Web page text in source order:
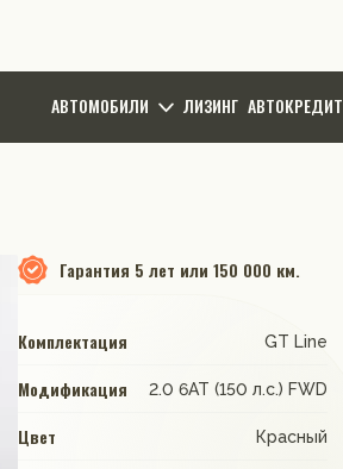
АВТОМОБИЛИ ЛИЗИНГ АВТОКРЕДИТ
Гарантия 5 лет или 150 000 км.
Комплектация GT Line
Модификация 2.0 6AT (150 л.с.) FWD
Цвет Красный